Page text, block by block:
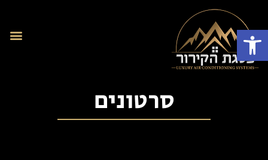
פתח סרגל נגישות
סרטונים